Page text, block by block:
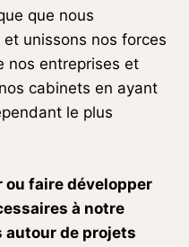
que nous
unissons nos forces
nos entreprises et
cabinets en ayant
le plus
ou faire développer
à notre
autour de projets